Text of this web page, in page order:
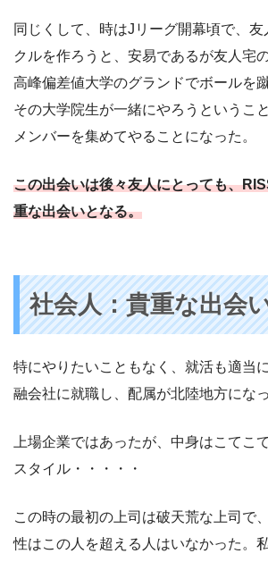
同じくして、時はJリーグ開幕頃で、
クルを作ろうと、安易であるが友人宅
高峰偏差値大学のグランドでボールを
その大学院生が一緒にやろうというこ
メンバーを集めてやることになった。
この出会いは後々友人にとっても、
重な出会いとなる。
社会人：貴重な出会
特にやりたいこともなく、就活も適当
融会社に就職し、配属が北陸地方になっ
上場企業ではあったが、中身はこてこ
スタイル・・・・・
この時の最初の上司は破天荒な上司で
性はこの人を超える人はいなかった。